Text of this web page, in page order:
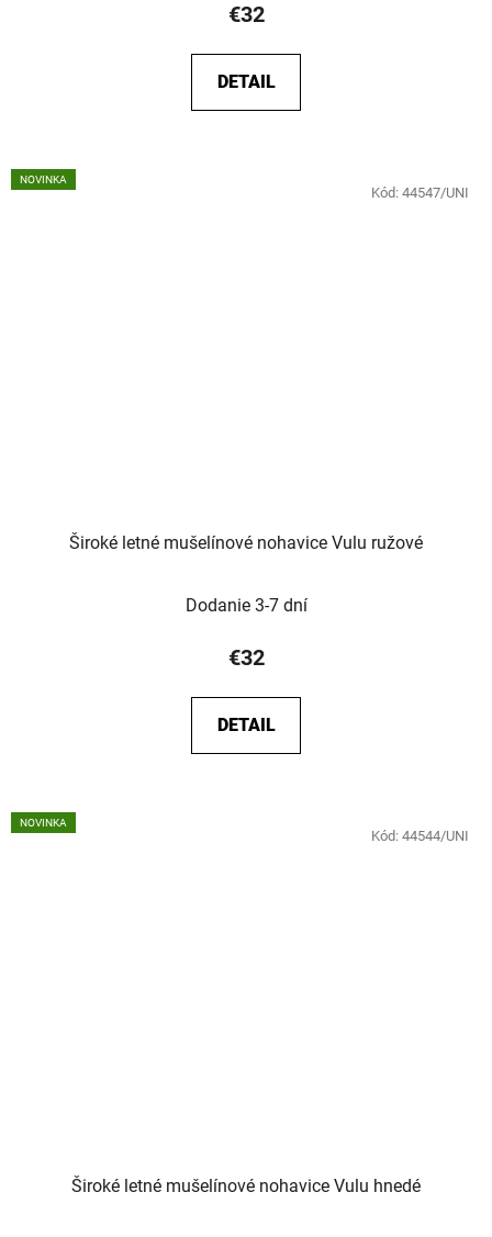
€32
DETAIL
NOVINKA
Široké letné mušelínové nohavice Vulu ružové
Dodanie 3-7 dní
€32
DETAIL
Kód: 44547/UNI
NOVINKA
Široké letné mušelínové nohavice Vulu hnedé
Kód: 44544/UNI